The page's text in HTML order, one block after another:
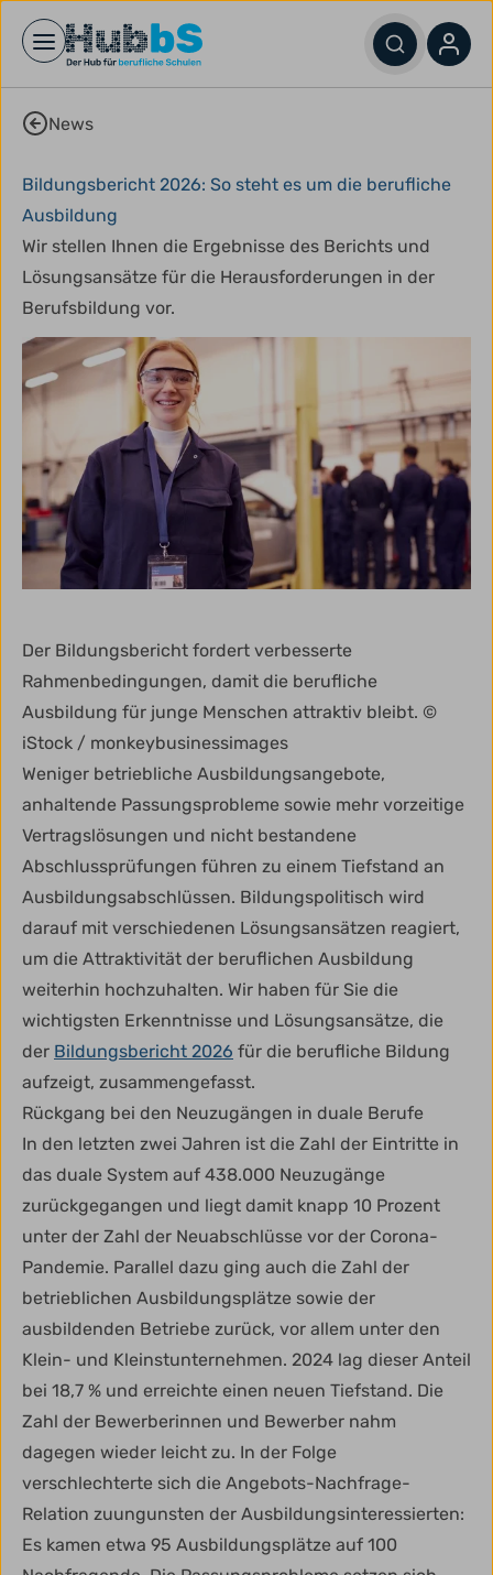
Open main menu
News
Bildungsbericht 2026: So steht es um die berufliche
Ausbildung
Wir stellen Ihnen die Ergebnisse des Berichts und
Lösungsansätze für die Herausforderungen in der
Berufsbildung vor.
Der Bildungsbericht fordert verbesserte
Rahmenbedingungen, damit die berufliche
Ausbildung für junge Menschen attraktiv bleibt. ©
iStock / monkeybusinessimages
Weniger betriebliche Ausbildungsangebote,
anhaltende Passungsprobleme sowie mehr vorzeitige
Vertragslösungen und nicht bestandene
Abschlussprüfungen führen zu einem Tiefstand an
Ausbildungsabschlüssen. Bildungspolitisch wird
darauf mit verschiedenen Lösungsansätzen reagiert,
um die Attraktivität der beruflichen Ausbildung
weiterhin hochzuhalten. Wir haben für Sie die
wichtigsten Erkenntnisse und Lösungsansätze, die
der Bildungsbericht 2026 für die berufliche Bildung
aufzeigt, zusammengefasst.
Rückgang bei den Neuzugängen in duale Berufe
In den letzten zwei Jahren ist die Zahl der Eintritte in
das duale System auf 438.000 Neuzugänge
zurückgegangen und liegt damit knapp 10 Prozent
unter der Zahl der Neuabschlüsse vor der Corona-
Pandemie. Parallel dazu ging auch die Zahl der
betrieblichen Ausbildungsplätze sowie der
ausbildenden Betriebe zurück, vor allem unter den
Klein- und Kleinstunternehmen. 2024 lag dieser Anteil
bei 18,7 % und erreichte einen neuen Tiefstand. Die
Zahl der Bewerberinnen und Bewerber nahm
dagegen wieder leicht zu. In der Folge
verschlechterte sich die Angebots-Nachfrage-
Relation zuungunsten der Ausbildungsinteressierten:
Es kamen etwa 95 Ausbildungsplätze auf 100